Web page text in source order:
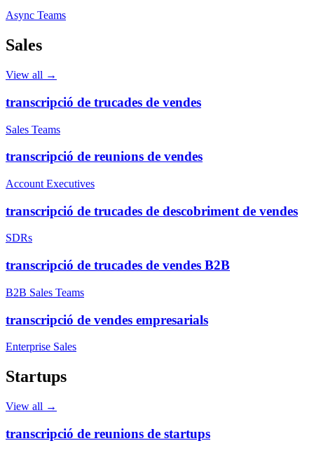
Async Teams
Sales
View all →
transcripció de trucades de vendes
Sales Teams
transcripció de reunions de vendes
Account Executives
transcripció de trucades de descobriment de vendes
SDRs
transcripció de trucades de vendes B2B
B2B Sales Teams
transcripció de vendes empresarials
Enterprise Sales
Startups
View all →
transcripció de reunions de startups